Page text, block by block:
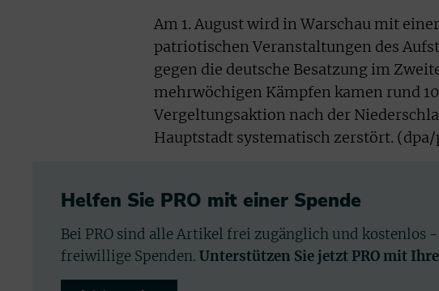
Am 1. August wird in Warschau mit
patriotischen Veranstaltungen des
gegen die deutsche Besatzung im
mehrwöchigen Kämpfen kamen rund
Vergeltungsaktion nach der
Hauptstadt systematisch zerstört.
Helfen Sie PRO mit einer Spende
Bei PRO sind alle Artikel frei zugänglich und kostenlos
freiwillige Spenden. Unterstützen Sie jetzt PRO mit